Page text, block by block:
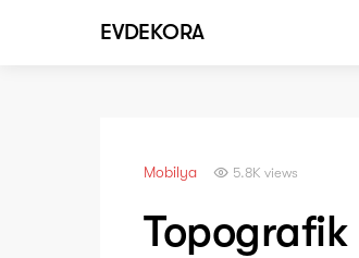
EVDEKORA
Mobilya 5.8K views